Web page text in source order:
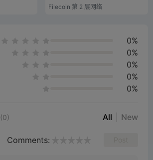
Filecoin 第 2 层网络
0%
0%
0%
0%
0%
(0) All New
Comments: